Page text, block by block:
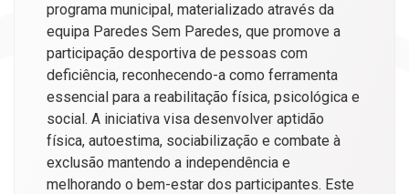
programa municipal, materializado através da
equipa Paredes Sem Paredes, que promove a
participação desportiva de pessoas com
deficiência, reconhecendo-a como ferramenta
essencial para a reabilitação física, psicológica e
social. A iniciativa visa desenvolver aptidão
física, autoestima, sociabilização e combate à
exclusão mantendo a independência e
melhorando o bem-estar dos participantes. Este